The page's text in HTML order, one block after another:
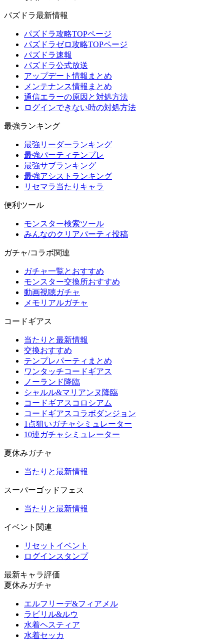
パズドラ最新情報
パズドラ攻略TOPページ
パズドラゼロ攻略TOPページ
パズドラ速報
パズドラ公式放送
アップデート情報まとめ
メンテナンス情報まとめ
通信エラーの原因と対処方法
ログインできない時の対処方法
最強ランキング
最強リーダーランキング
最強パーティテンプレ
最強サブランキング
最強アシストランキング
リセマラ当たりキャラ
便利ツール
モンスター検索ツール
みんなのクリアパーティ投稿
ガチャ/コラボ関連
ガチャ一覧とおすすめ
モンスター交換所おすすめ
動画視聴ガチャ
メモリアルガチャ
コードギアス
当たりと最新情報
交換おすすめ
テンプレパーティまとめ
ワンタッチコードギアス
ノーランド降臨
シャルル&マリアンヌ降臨
コードギアスコロシアム
コードギアスコラボダンジョン
1点狙いガチャシミュレーター
10連ガチャシミュレーター
夏休みガチャ
当たりと最新情報
スーパーゴッドフェス
当たりと最新情報
イベント関連
リセットイベント
ログインスタンプ
最新キャラ評価
夏休みガチャ
エルフリーデ&フィアメル
ラビリル&ルウ
水着ヘスティア
水着セッカ